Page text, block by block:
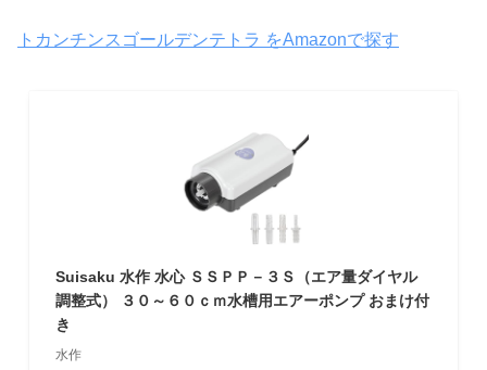
トカンチンスゴールデンテトラ をAmazonで探す
Suisaku 水作 水心 ＳＳＰＰ－３Ｓ（エア量ダイヤル
調整式） ３０～６０ｃｍ水槽用エアーポンプ おまけ付
き
水作